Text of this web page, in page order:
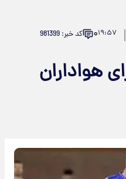
۱۹:۵۷۰ کد خبر: 981399
هواداران